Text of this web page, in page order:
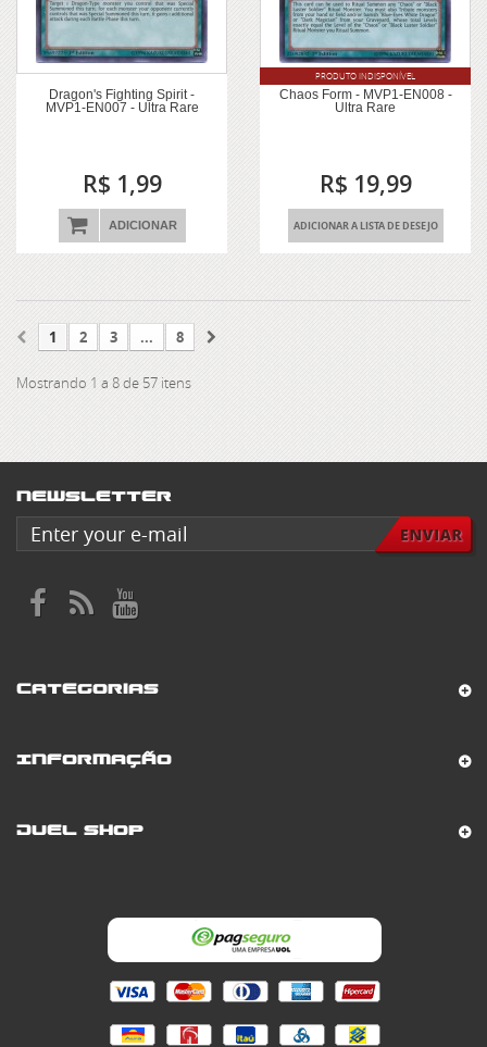
Dragon's Fighting Spirit -
MVP1-EN007 - Ultra Rare
R$ 1,99
ADICIONAR
Chaos Form - MVP1-EN008 -
Ultra Rare
R$ 19,99
PRODUTO INDISPONÍVEL
ADICIONAR A LISTA DE DESEJO
1 2 3 ... 8
Mostrando 1 a 8 de 57 itens
Newsletter
Categorias
Informação
Duel Shop